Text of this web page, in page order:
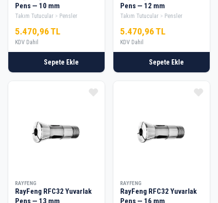
Pens — 10 mm
Takım Tutucular Pensler
5.470,96 TL
KDV Dahil
Sepete Ekle
Pens — 12 mm
Takım Tutucular Pensler
5.470,96 TL
KDV Dahil
Sepete Ekle
RAYFENG
RayFeng RFC32 Yuvarlak
Pens — 13 mm
RAYFENG
RayFeng RFC32 Yuvarlak
Pens — 16 mm